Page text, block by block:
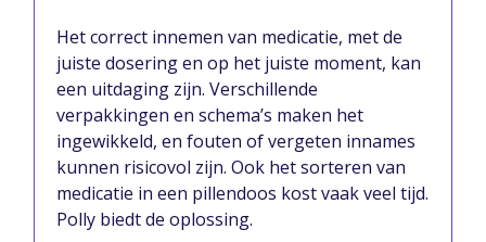
Het correct innemen van medicatie, met de
juiste dosering en op het juiste moment, kan
een uitdaging zijn. Verschillende
verpakkingen en schema’s maken het
ingewikkeld, en fouten of vergeten innames
kunnen risicovol zijn. Ook het sorteren van
medicatie in een pillendoos kost vaak veel tijd.
Polly biedt de oplossing.